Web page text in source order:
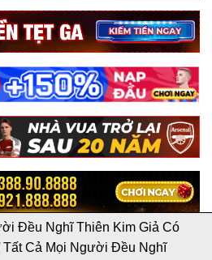
Đều Nghĩ Thiên Kim Giả Có
Tất Cả Mọi Người Đều Nghĩ